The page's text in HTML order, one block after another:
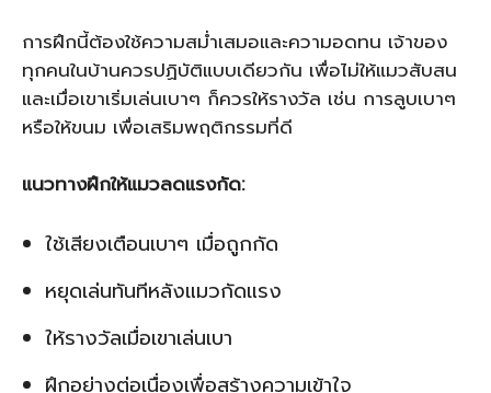
การฝึกนี้ต้องใช้ความสม่ำเสมอและความอดทน เจ้าของ
ทุกคนในบ้านควรปฏิบัติแบบเดียวกัน เพื่อไม่ให้แมวสับสน
และเมื่อเขาเริ่มเล่นเบาๆ ก็ควรให้รางวัล เช่น การลูบเบาๆ
หรือให้ขนม เพื่อเสริมพฤติกรรมที่ดี
แนวทางฝึกให้แมวลดแรงกัด:
ใช้เสียงเตือนเบาๆ เมื่อถูกกัด
หยุดเล่นทันทีหลังแมวกัดแรง
ให้รางวัลเมื่อเขาเล่นเบา
ฝึกอย่างต่อเนื่องเพื่อสร้างความเข้าใจ